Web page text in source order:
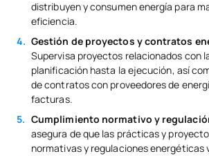
distribuyen y consumen energía para
eficiencia.
Gestión de proyectos y contratos
Supervisa proyectos relacionados con
planificación hasta la ejecución, así
de contratos con proveedores de
facturas.
Cumplimiento normativo y
asegura de que las prácticas y
normativas y regulaciones energéticas